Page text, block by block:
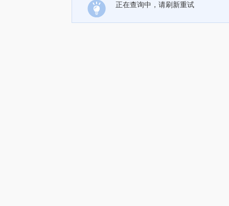
正在查询中，请刷新重试